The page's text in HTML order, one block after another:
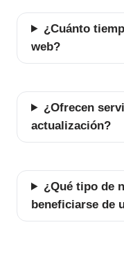
¿Cuánto
web?
¿Ofrecen
actualización?
¿Qué tipo de
beneficiarse de